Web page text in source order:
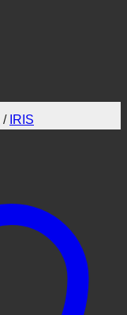
/ IRIS